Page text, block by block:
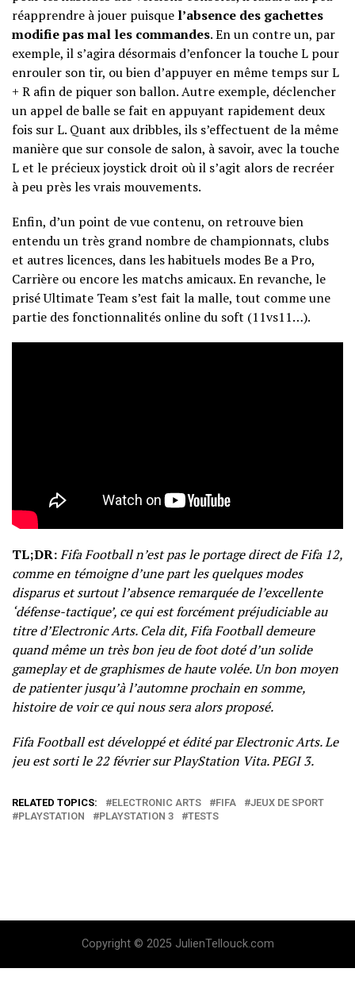
réapprendre à jouer puisque l’absence des gachettes
modifie pas mal les commandes. En un contre un, par
exemple, il s’agira désormais d’enfoncer la touche L pour
enrouler son tir, ou bien d’appuyer en même temps sur L
+ R afin de piquer son ballon. Autre exemple, déclencher
un appel de balle se fait en appuyant rapidement deux
fois sur L. Quant aux dribbles, ils s’effectuent de la même
manière que sur console de salon, à savoir, avec la touche
L et le précieux joystick droit où il s’agit alors de recréer
à peu près les vrais mouvements.
Enfin, d’un point de vue contenu, on retrouve bien
entendu un très grand nombre de championnats, clubs
et autres licences, dans les habituels modes Be a Pro,
Carrière ou encore les matchs amicaux. En revanche, le
prisé Ultimate Team s’est fait la malle, tout comme une
partie des fonctionnalités online du soft (11vs11…).
TL;DR:Fifa Football n’est pas le portage direct de Fifa 12,
comme en témoigne d’une part les quelques modes
disparus et surtout l’absence remarquée de l’excellente
‘défense-tactique’, ce qui est forcément préjudiciable au
titre d’Electronic Arts. Cela dit, Fifa Football demeure
quand même un très bon jeu de foot doté d’un solide
gameplay et de graphismes de haute volée. Un bon moyen
de patienter jusqu’à l’automne prochain en somme,
histoire de voir ce qui nous sera alors proposé.
Fifa Football est développé et édité par Electronic Arts. Le
jeu est sorti le 22 février sur PlayStation Vita. PEGI 3.
RELATED TOPICS: ELECTRONIC ARTS FIFA
JEUX DE SPORT
PLAYSTATION
PLAYSTATION 3 TESTS
Copyright © 2025 JulienTellouck.com